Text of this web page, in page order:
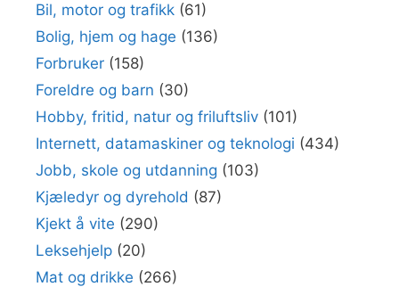
Bil, motor og trafikk (61)
Bolig, hjem og hage (136)
Forbruker (158)
Foreldre og barn (30)
Hobby, fritid, natur og friluftsliv (101)
Internett, datamaskiner og teknologi (434)
Jobb, skole og utdanning (103)
Kjæledyr og dyrehold (87)
Kjekt å vite (290)
Leksehjelp (20)
Mat og drikke (266)